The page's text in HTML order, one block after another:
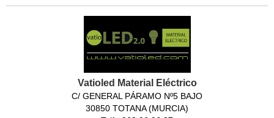
Vatioled Material Eléctrico
C/ GENERAL PÁRAMO Nº5 BAJO
30850 TOTANA (MURCIA)